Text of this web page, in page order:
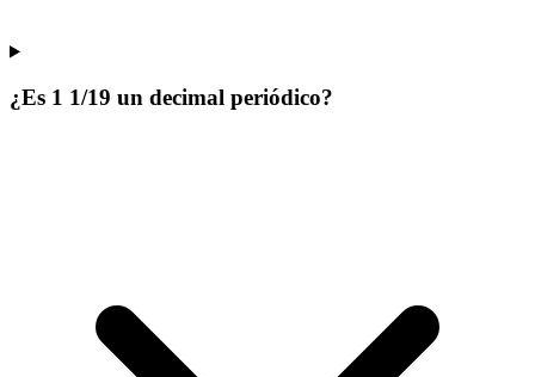
¿Es 1 1/19 un decimal periódico?